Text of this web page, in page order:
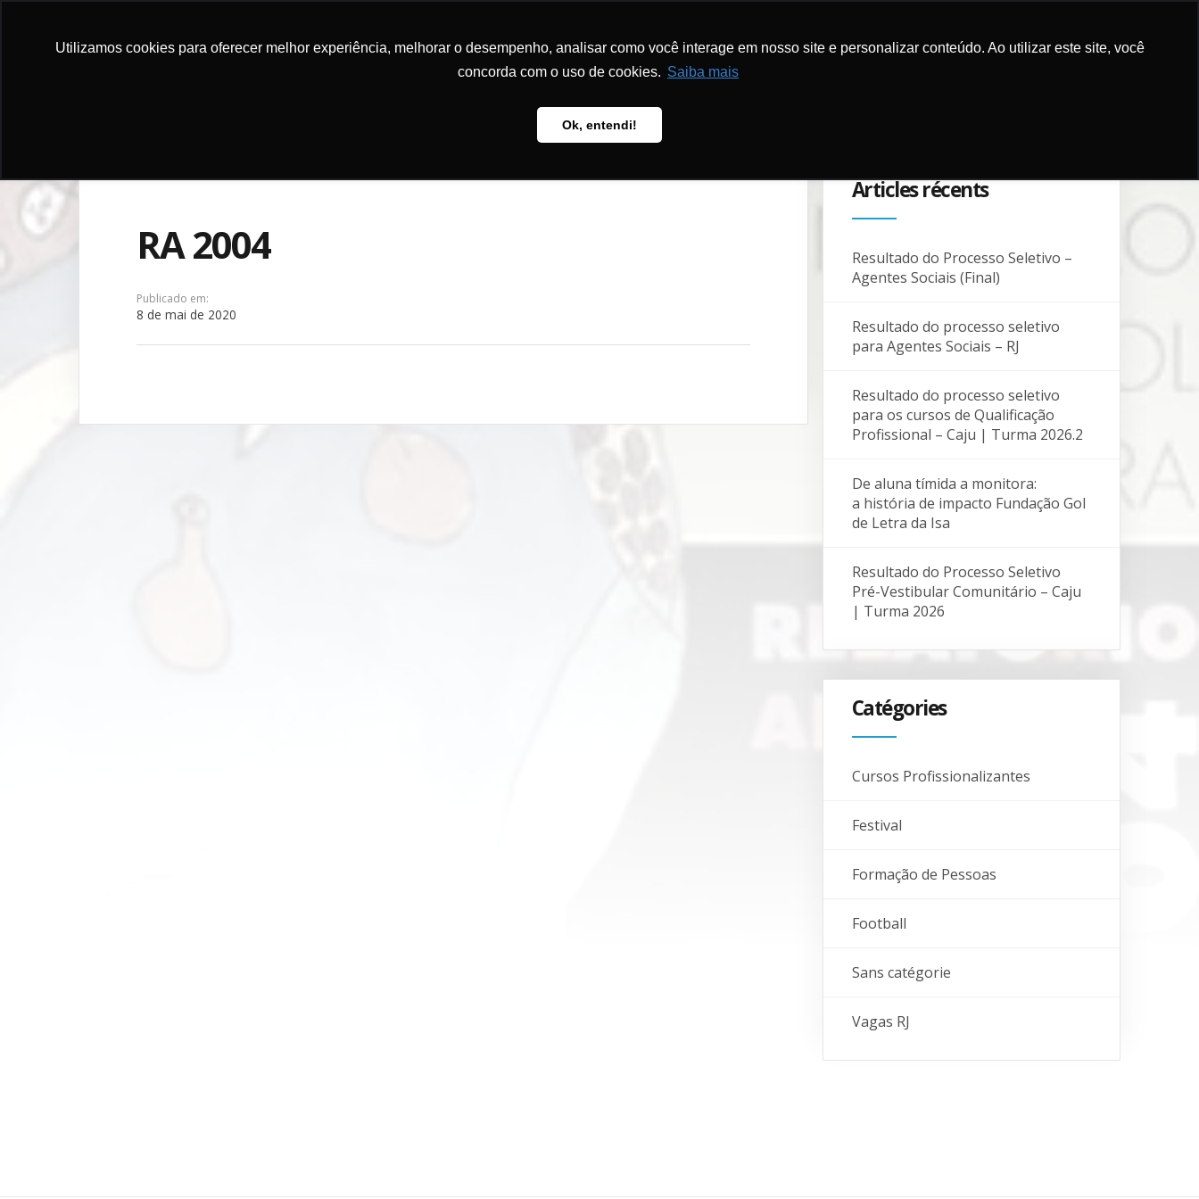
Utilizamos cookies para oferecer melhor experiência, melhorar o desempenho, analisar como você interage em nosso site e personalizar conteúdo. Ao utilizar este site, você
concorda com o uso de cookies. Saiba mais
Ok, entendi!
LA FONDATION PROGRAMMES PÉDAGOGIE
RA 2004
Publicado em:
8 de mai de 2020
Articles récents
Resultado do Processo Seletivo –
Agentes Sociais (Final)
Resultado do processo seletivo
para Agentes Sociais – RJ
Resultado do processo seletivo
para os cursos de Qualificação
Profissional – Caju | Turma 2026.2
De aluna tímida a monitora:
a história de impacto Fundação Gol
de Letra da Isa
Resultado do Processo Seletivo
Pré-Vestibular Comunitário – Caju
| Turma 2026
Catégories
Cursos Profissionalizantes
Festival
Formação de Pessoas
Football
Sans catégorie
Vagas RJ